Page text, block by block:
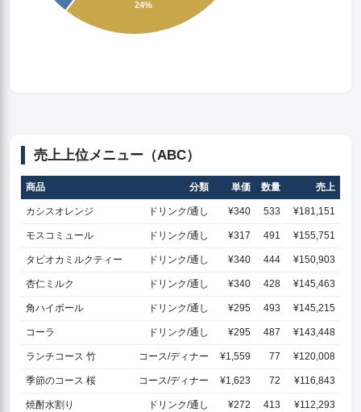
売上上位メニュー（ABC）
商品 分類 単価 数量 売上
カシスオレンジ ドリンク/通し ¥340 533 ¥181,151
モスコミュール ドリンク/通し ¥317 491 ¥155,751
タピオカミルクティー ドリンク/通し ¥340 444 ¥150,903
杏仁ミルク ドリンク/通し ¥340 428 ¥145,463
角ハイボール ドリンク/通し ¥295 493 ¥145,215
コーラ ドリンク/通し ¥295 487 ¥143,448
ランチコース 竹 コース/ディナー ¥1,559 77 ¥120,008
季節のコース 桜 コース/ディナー ¥1,623 72 ¥116,843
焼酎水割り ドリンク/通し ¥272 413 ¥112,293